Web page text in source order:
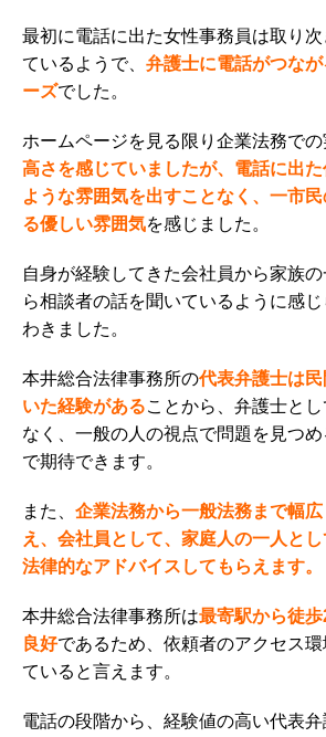
最初に電話に出た女性事務員は取り
ているようで、 弁護士に電話がつな
ーズでした。
ホームページを見る限り企業法務での
高さを感じていましたが、電話に出
ような雰囲気を出すことなく、一市
る優しい雰囲気を感じました。
自身が経験してきた会社員から家族
ら相談者の話を聞いているように感
わきました。
本井総合法律事務所の代表弁護士は
いた経験があることから、弁護士と
なく、一般の人の視点で問題を見つ
で期待できます。
また、 企業法務から一般法務まで幅
え、会社員として、家庭人の一人と
法律的なアドバイスしてもらえます。
本井総合法律事務所は最寄駅から徒
良好であるため、依頼者のアクセス
ていると言えます。
電話の段階から、経験値の高い代表